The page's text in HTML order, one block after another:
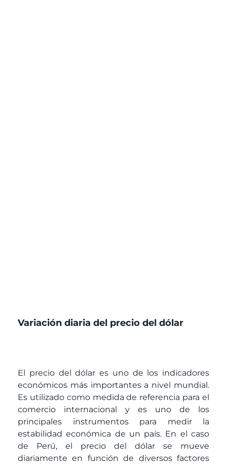
Variación diaria del precio del dólar
El precio del dólar es uno de los indicadores
económicos más importantes a nivel mundial.
Es utilizado como medida de referencia para el
comercio internacional y es uno de los
principales instrumentos para medir la
estabilidad económica de un país. En el caso
de Perú, el precio del dólar se mueve
diariamente en función de diversos factores